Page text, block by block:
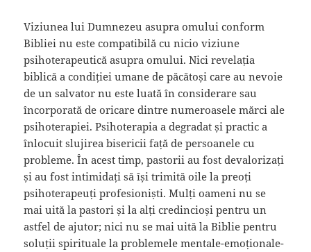
Viziunea lui Dumnezeu asupra omului conform
Bibliei nu este compatibilă cu nicio viziune
psihoterapeutică asupra omului. Nici revelația
biblică a condiției umane de păcătoși care au nevoie
de un salvator nu este luată în considerare sau
încorporată de oricare dintre numeroasele mărci ale
psihoterapiei. Psihoterapia a degradat și practic a
înlocuit slujirea bisericii față de persoanele cu
probleme. În acest timp, pastorii au fost devalorizați
și au fost intimidați să își trimită oile la preoți
psihoterapeuți profesioniști. Mulți oameni nu se
mai uită la pastori și la alți credincioși pentru un
astfel de ajutor; nici nu se mai uită la Biblie pentru
soluții spirituale la problemele mentale-emoționale-